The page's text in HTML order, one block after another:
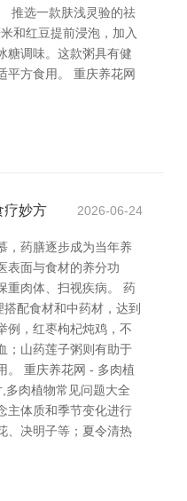
推选一款肤浅灵验的祛
和红豆提前浸泡，加入
糖调味。这款粥具有健
平方食用。 重庆养花网
疗妙方 2026-06-24
，药膳逐步成为当年养
表面与食材的养分功
重肉体、扫视疾病。 药
配食材和中药材，达到
例，红枣枸杞炖鸡，不
；山药莲子粥则有助于
。 重庆养花网 - 多肉植
多肉植物常见问题大全
主体质和季节变化进行
、决明子等；夏令清热